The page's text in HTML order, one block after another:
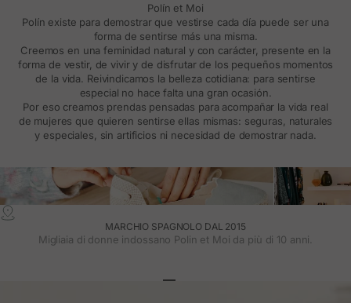
Polín et Moi
Polín existe para demostrar que vestirse cada día puede ser una
forma de sentirse más una misma.
Creemos en una feminidad natural y con carácter, presente en la
forma de vestir, de vivir y de disfrutar de los pequeños momentos
de la vida. Reivindicamos la belleza cotidiana: para sentirse
especial no hace falta una gran ocasión.
Por eso creamos prendas pensadas para acompañar la vida real
de mujeres que quieren sentirse ellas mismas: seguras, naturales
y especiales, sin artificios ni necesidad de demostrar nada.
MARCHIO SPAGNOLO DAL 2015
Migliaia di donne indossano Polin et Moi da più di 10 anni.